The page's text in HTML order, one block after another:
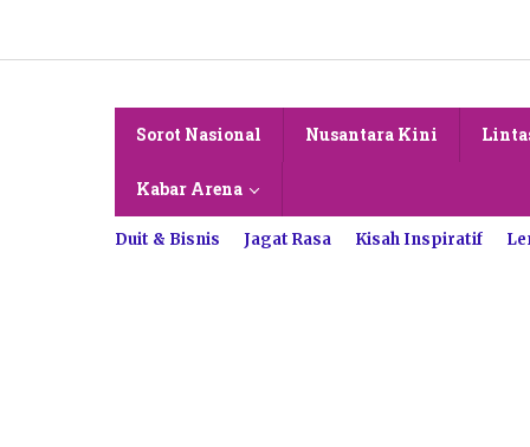
konten
Sorot Nasional Nusantara Kini
Kabar Arena
Duit & Bisnis Jagat Rasa Kisah Inspiratif